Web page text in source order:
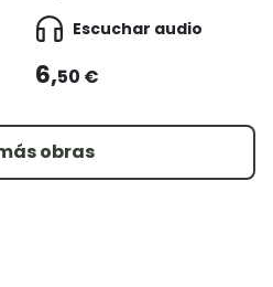
Escuchar audio
6,50 €
obras